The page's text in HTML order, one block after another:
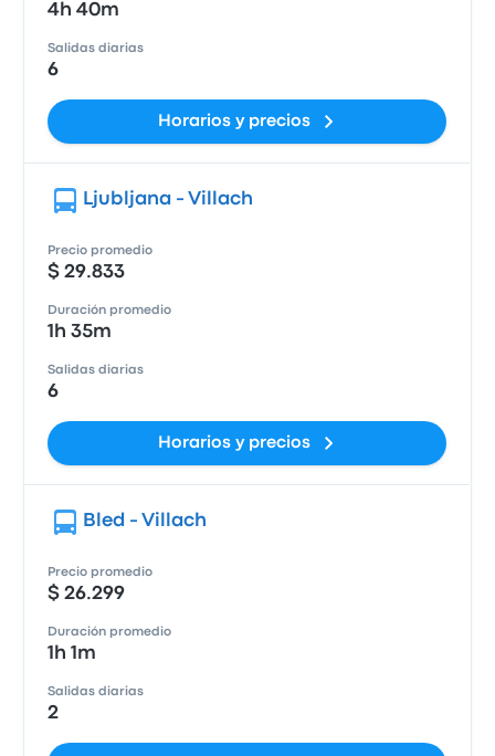
4h 40m
Salidas diarias
6
Horarios y precios
Ljubljana - Villach
Precio promedio
$ 29.833
Duración promedio
1h 35m
Salidas diarias
6
Horarios y precios
Bled - Villach
Precio promedio
$ 26.299
Duración promedio
1h 1m
Salidas diarias
2